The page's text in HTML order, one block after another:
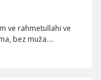
ve rahmetullahi ve
bez muža.…